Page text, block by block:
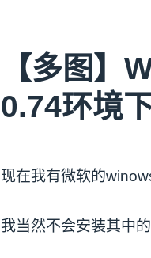
【多图】
0.74环境
现在我有微软的
我当然不会安装其中